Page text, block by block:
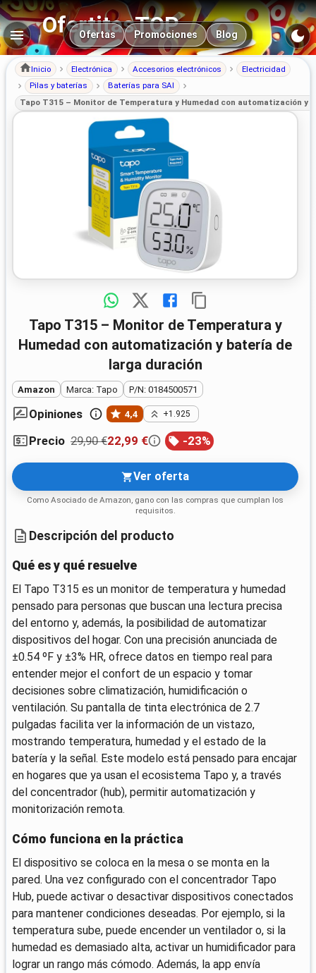
OfertitasTOP
Navegación principal
Ofertas Promociones Blog
Inicio Electrónica Accesorios electrónicos
Electricidad
Pilas y baterías
Baterías para SAI
Tapo T315 – Monitor de Temperatura y Humedad con automatización y
Tapo T315 – Monitor de Temperatura y
Humedad con automatización y batería de
larga duración
Amazon Marca: Tapo P/N: 0184500571
Opiniones 4,4 +1.925
Precio 29,90 €22,99 € -23%
Ver oferta
Como Asociado de Amazon, gano con las compras que cumplan los
requisitos.
Descripción del producto
Qué es y qué resuelve
El Tapo T315 es un monitor de temperatura y humedad
pensado para personas que buscan una lectura precisa
del entorno y, además, la posibilidad de automatizar
dispositivos del hogar. Con una precisión anunciada de
±0.54 ºF y ±3% HR, ofrece datos en tiempo real para
entender mejor el confort de un espacio y tomar
decisiones sobre climatización, humidificación o
ventilación. Su pantalla de tinta electrónica de 2.7
pulgadas facilita ver la información de un vistazo,
mostrando temperatura, humedad y el estado de la
batería y la señal. Este modelo está pensado para encajar
en hogares que ya usan el ecosistema Tapo y, a través
del concentrador (hub), permitir automatización y
monitorización remota.
Cómo funciona en la práctica
El dispositivo se coloca en la mesa o se monta en la
pared. Una vez configurado con el concentrador Tapo
Hub, puede activar o desactivar dispositivos conectados
para mantener condiciones deseadas. Por ejemplo, si la
temperatura sube, puede encender un ventilador o, si la
humedad es demasiado alta, activar un humidificador para
lograr un rango más cómodo. Además, la app envía